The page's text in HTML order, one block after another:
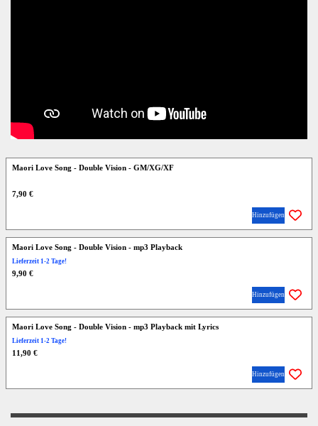
Maori Love Song - Double Vision - GM/XG/XF
7,90 €
Hinzufügen
Maori Love Song - Double Vision - mp3 Playback
Lieferzeit 1-2 Tage!
9,90 €
Hinzufügen
Maori Love Song - Double Vision - mp3 Playback mit Lyrics
Lieferzeit 1-2 Tage!
11,90 €
Hinzufügen